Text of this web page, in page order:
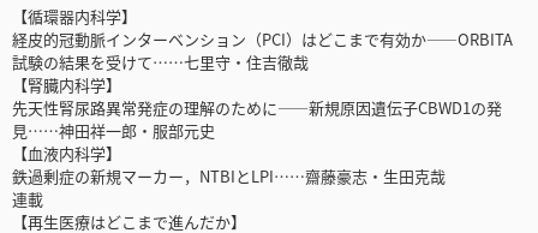
【循環器内科学】
経皮的冠動脈インターベンション（PCI）はどこまで有効か――ORBITA
試験の結果を受けて……七里守・住吉徹哉
【腎臓内科学】
先天性腎尿路異常発症の理解のために――新規原因遺伝子CBWD1の発
見……神田祥一郎・服部元史
【血液内科学】
鉄過剰症の新規マーカー，NTBIとLPI……齋藤豪志・生田克哉
連載
【再生医療はどこまで進んだか】